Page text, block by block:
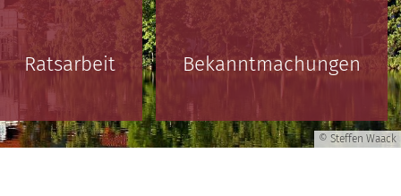
Ratsarbeit Bekanntmachungen
© Steffen Waack